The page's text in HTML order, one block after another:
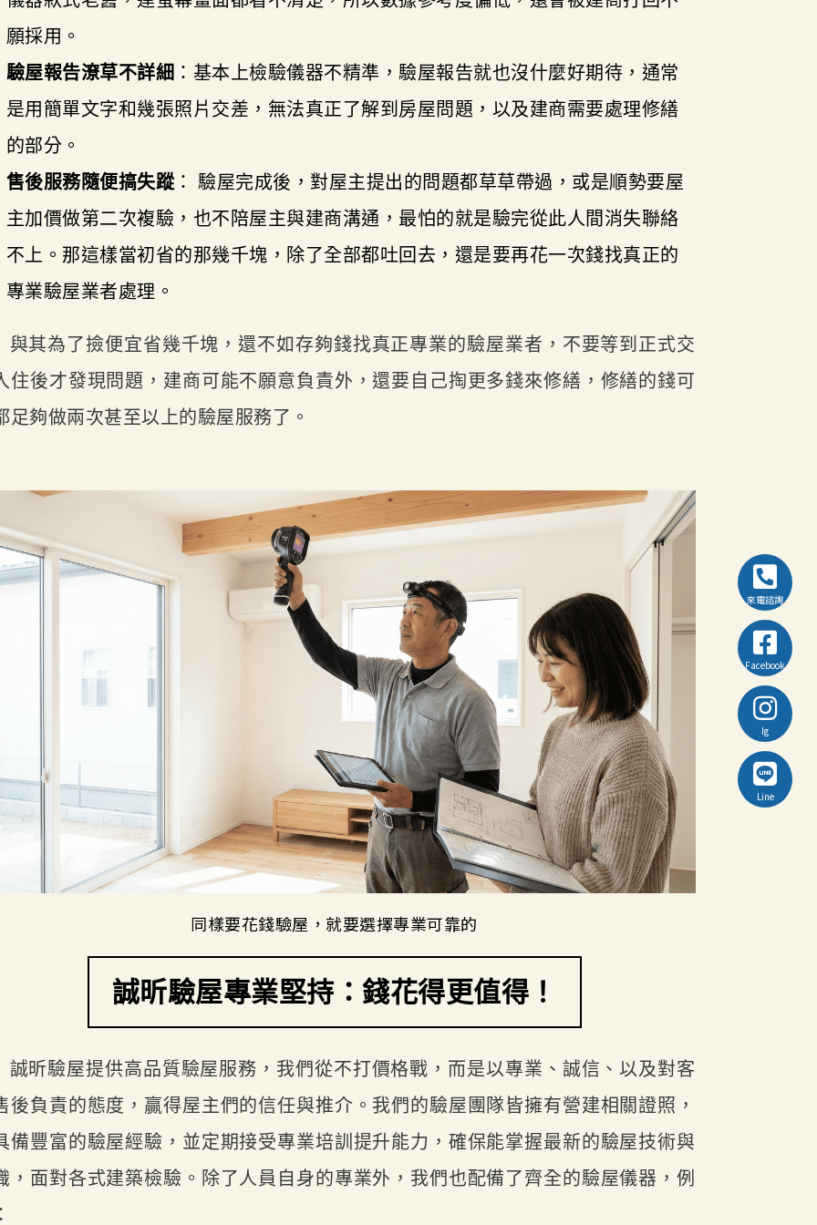
願採用。
驗屋報告潦草不詳細 ：基本上檢驗儀器不精準，驗屋報告就也沒什麼好期待，通常
是用簡單文字和幾張照片交差，無法真正了解到房屋問題，以及建商需要處理修繕
的部分。
售後服務隨便搞失蹤： 驗屋完成後，對屋主提出的問題都草草帶過，或是順勢要屋
主加價做第二次複驗，也不陪屋主與建商溝通，最怕的就是驗完從此人間消失聯絡
不上。那這樣當初省的那幾千塊，除了全部都吐回去，還是要再花一次錢找真正的
專業驗屋業者處理。
與其為了撿便宜省幾千塊，還不如存夠錢找真正專業的驗屋業者，不要等到正式交
住後才發現問題，建商可能不願意負責外，還要自己掏更多錢來修繕，修繕的錢可
足夠做兩次甚至以上的驗屋服務了。
同樣要花錢驗屋，就要選擇專業可靠的
誠昕驗屋專業堅持：錢花得更值得！
誠昕驗屋提供高品質驗屋服務，我們從不打價格戰，而是以專業、誠信、以及對客
後負責的態度，贏得屋主們的信任與推介。我們的驗屋團隊皆擁有營建相關證照，
備豐富的驗屋經驗，並定期接受專業培訓提升能力，確保能掌握最新的驗屋技術與
，面對各式建築檢驗。除了人員自身的專業外，我們也配備了齊全的驗屋儀器，例
來電諮詢
Facebook
Ig
Line